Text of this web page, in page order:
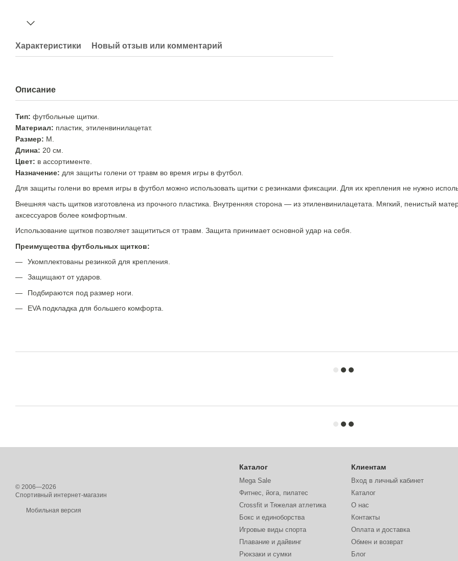
Характеристики Новый отзыв или комментарий
Описание
Тип: футбольные щитки.
Материал: пластик, этиленвинилацетат.
Размер: М.
Длина: 20 см.
Цвет: в ассортименте.
Назначение: для защиты голени от травм во время игры в футбол.
Для защиты голени во время игры в футбол можно использовать щитки с резинками фиксации. Для их крепления не нужно
Внешняя часть щитков изготовлена из прочного пластика. Внутренняя сторона — из этиленвинилацетата. Мягкий, пенистый
аксессуаров более комфортным.
Использование щитков позволяет защититься от травм. Защита принимает основной удар на себя.
Преимущества футбольных щитков:
Укомплектованы резинкой для крепления.
Защищают от ударов.
Подбираются под размер ноги.
EVA подкладка для большего комфорта.
© 2006—2026
Спортивный интернет-магазин
Мобильная версия
Каталог
Mega Sale
Фитнес, йога, пилатес
Crossfit и Тяжелая атлетика
Бокс и единоборства
Игровые виды спорта
Плавание и дайвинг
Рюкзаки и сумки
Клиентам
Вход в личный кабинет
Каталог
О нас
Контакты
Оплата и доставка
Обмен и возврат
Блог